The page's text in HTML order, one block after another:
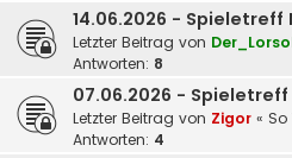
14.06.2026 - Spieletreff
Letzter Beitrag von
Antworten: 8
07.06.2026 -
Letzter Beitrag von Zigor « So
Antworten: 4